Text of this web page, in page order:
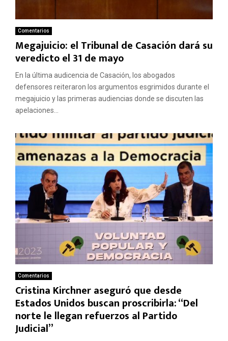
Comentarios
Megajuicio: el Tribunal de Casación dará su
veredicto el 31 de mayo
En la última audicencia de Casación, los abogados
defensores reiteraron los argumentos esgrimidos durante el
megajuicio y las primeras audiencias donde se discuten las
apelaciones...
Comentarios
Cristina Kirchner aseguró que desde
Estados Unidos buscan proscribirla: “Del
norte le llegan refuerzos al Partido
Judicial”